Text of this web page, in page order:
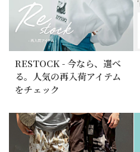
RESTOCK - 今なら、選べ
る。人気の再入荷アイテム
をチェック